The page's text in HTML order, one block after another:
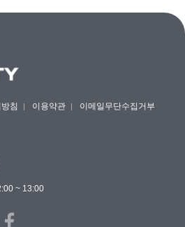
침 이용약관
이메일무단수집거부
~ 13:00